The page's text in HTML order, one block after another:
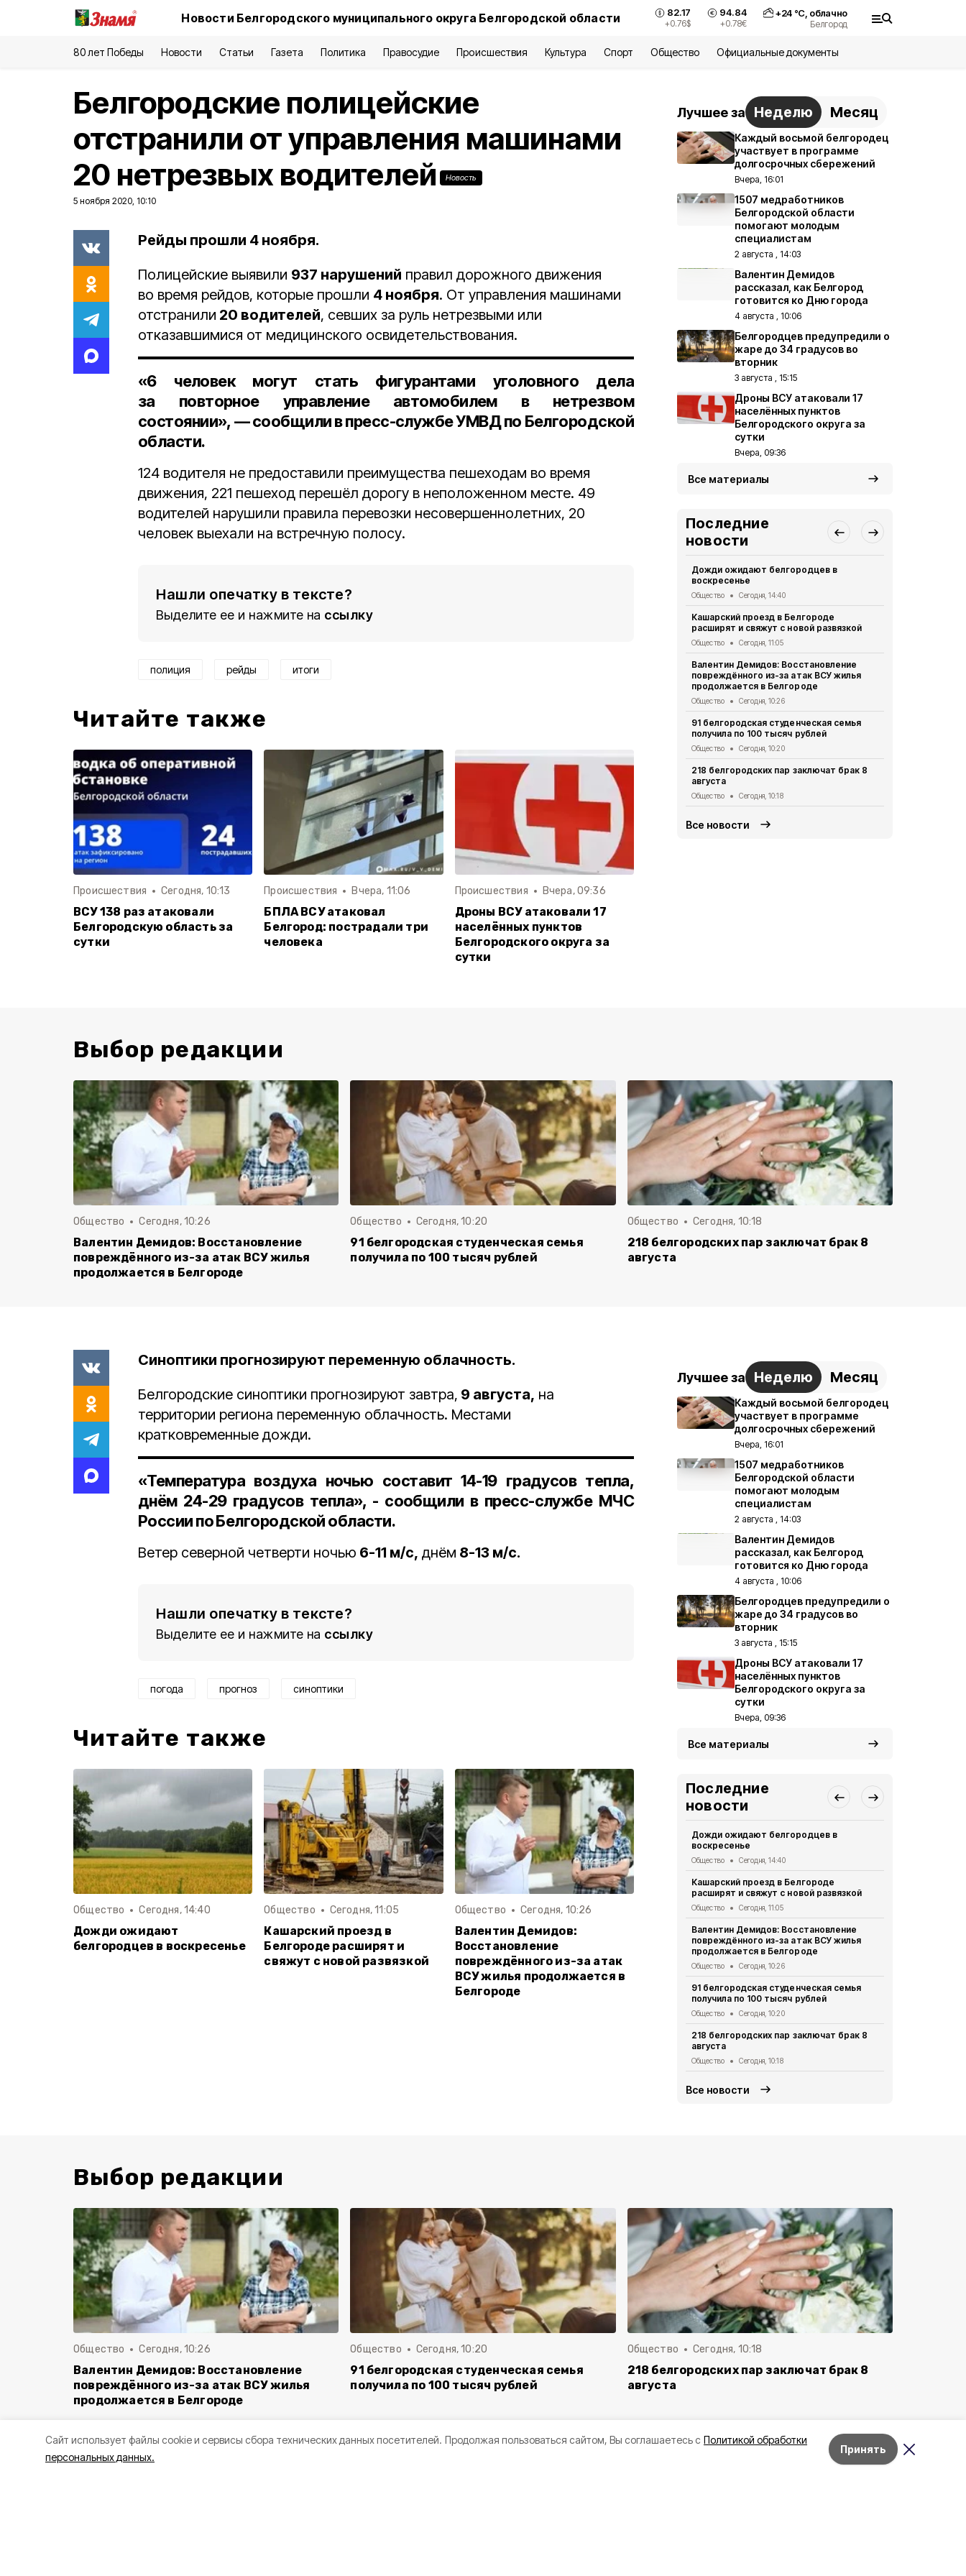
Cайт использует файлы cookie и сервисы сбора технических данных посетителей. Продолжая пользоваться сайтом, Вы соглашаетесь с Политикой обработки
персональных данных.
Принять
Новости Белгородского муниципального округа Белгородской области 82.17
+0.76$
94.84
+0.78€
+24°С, облачно
Белгород
80 лет Победы Новости Статьи Газета Политика Правосудие Происшествия Культура Спорт Общество Официальные документы
Лента новостей
Белгородские полицейские
отстранили от управления машинами
20 нетрезвых водителей
Новость
5 ноября 2020, 10:10
Рейды прошли 4 ноября.
Полицейские выявили 937 нарушений правил дорожного движения
во время рейдов, которые прошли 4 ноября. От управления машинами
отстранили 20 водителей, севших за руль нетрезвыми или
отказавшимися от медицинского освидетельствования.
«6 человек могут стать фигурантами уголовного дела
за повторное управление автомобилем в нетрезвом
состоянии», — сообщили в пресс-службе УМВД по Белгородской
области.
124 водителя не предоставили преимущества пешеходам во время
движения, 221 пешеход перешёл дорогу в неположенном месте. 49
водителей нарушили правила перевозки несовершеннолетних, 20
человек выехали на встречную полосу.
Нашли опечатку в тексте?
Выделите ее и нажмите на ссылку
полиция рейды итоги
Читайте также
Происшествия Сегодня, 10:13
ВСУ 138 раз атаковали
Белгородскую область за
сутки
Происшествия Вчера, 11:06
БПЛА ВСУ атаковал
Белгород: пострадали три
человека
Происшествия Вчера, 09:36
Дроны ВСУ атаковали 17
населённых пунктов
Белгородского округа за
сутки
Лучшее за Неделю Месяц
Каждый восьмой белгородец
участвует в программе
долгосрочных сбережений
Вчера, 16:01
1507 медработников
Белгородской области
помогают молодым
специалистам
2 августа , 14:03
Валентин Демидов
рассказал, как Белгород
готовится ко Дню города
4 августа , 10:06
Белгородцев предупредили о
жаре до 34 градусов во
вторник
3 августа , 15:15
Дроны ВСУ атаковали 17
населённых пунктов
Белгородского округа за
сутки
Вчера, 09:36
Все материалы
Последние
новости
Дожди ожидают белгородцев в
воскресенье
Общество Сегодня, 14:40
Кашарский проезд в Белгороде
расширят и свяжут с новой развязкой
Общество Сегодня, 11:05
Валентин Демидов: Восстановление
повреждённого из-за атак ВСУ жилья
продолжается в Белгороде
Общество Сегодня, 10:26
91 белгородская студенческая семья
получила по 100 тысяч рублей
Общество Сегодня, 10:20
218 белгородских пар заключат брак 8
августа
Общество Сегодня, 10:18
Все новости
Выбор редакции
Общество Сегодня, 10:26
Валентин Демидов: Восстановление
повреждённого из-за атак ВСУ жилья
продолжается в Белгороде
Общество Сегодня, 10:20
91 белгородская студенческая семья
получила по 100 тысяч рублей
Общество Сегодня, 10:18
218 белгородских пар заключат брак 8
августа
Синоптики прогнозируют переменную облачность.
Белгородские синоптики прогнозируют завтра, 9 августа, на
территории региона переменную облачность. Местами
кратковременные дожди.
«Температура воздуха ночью составит 14-19 градусов тепла,
днём 24-29 градусов тепла», - сообщили в пресс-службе МЧС
России по Белгородской области.
Ветер северной четверти ночью 6-11 м/с, днём 8-13 м/с.
Нашли опечатку в тексте?
Выделите ее и нажмите на ссылку
погода прогноз синоптики
Читайте также
Общество Сегодня, 14:40
Дожди ожидают
белгородцев в воскресенье
Общество Сегодня, 11:05
Кашарский проезд в
Белгороде расширят и
свяжут с новой развязкой
Общество Сегодня, 10:26
Валентин Демидов:
Восстановление
повреждённого из-за атак
ВСУ жилья продолжается в
Белгороде
Лучшее за Неделю Месяц
Каждый восьмой белгородец
участвует в программе
долгосрочных сбережений
Вчера, 16:01
1507 медработников
Белгородской области
помогают молодым
специалистам
2 августа , 14:03
Валентин Демидов
рассказал, как Белгород
готовится ко Дню города
4 августа , 10:06
Белгородцев предупредили о
жаре до 34 градусов во
вторник
3 августа , 15:15
Дроны ВСУ атаковали 17
населённых пунктов
Белгородского округа за
сутки
Вчера, 09:36
Все материалы
Последние
новости
Дожди ожидают белгородцев в
воскресенье
Общество Сегодня, 14:40
Кашарский проезд в Белгороде
расширят и свяжут с новой развязкой
Общество Сегодня, 11:05
Валентин Демидов: Восстановление
повреждённого из-за атак ВСУ жилья
продолжается в Белгороде
Общество Сегодня, 10:26
91 белгородская студенческая семья
получила по 100 тысяч рублей
Общество Сегодня, 10:20
218 белгородских пар заключат брак 8
августа
Общество Сегодня, 10:18
Все новости
Выбор редакции
Общество Сегодня, 10:26
Валентин Демидов: Восстановление
повреждённого из-за атак ВСУ жилья
продолжается в Белгороде
Общество Сегодня, 10:20
91 белгородская студенческая семья
получила по 100 тысяч рублей
Общество Сегодня, 10:18
218 белгородских пар заключат брак 8
августа